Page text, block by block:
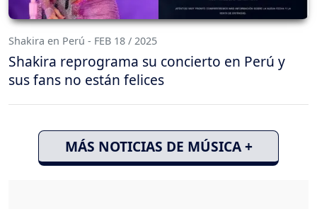
Shakira en Perú - FEB 18 / 2025
Shakira reprograma su concierto en Perú y
sus fans no están felices
MÁS NOTICIAS DE MÚSICA +